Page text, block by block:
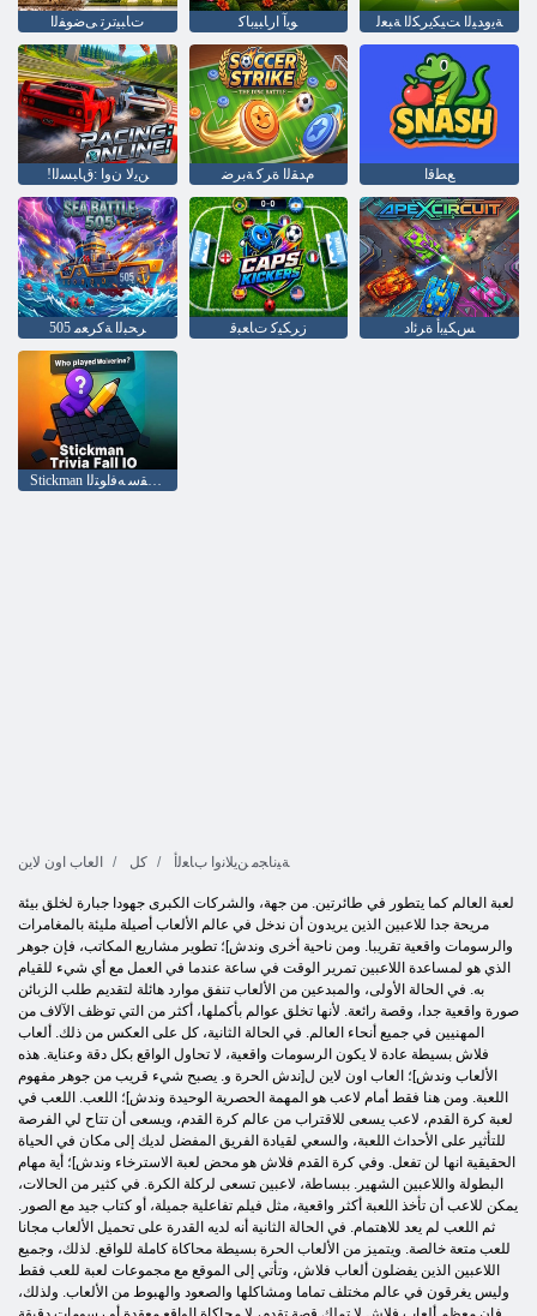
ﺕﺎﺒﻴﺗﺮﺗ ﻰﺿﻮﻔﻟﺍ ﻮﻳﺁ ﺍﺭﺎﺒﻴﺑﺎﻛ ﺔﻳﻭﺪﻴﻟﺍ ﺖﻴﻜﻳﺮﻜﻟﺍ ﺔﺒﻌﻟ
!ﻦﻳﻻ ﻥﻭﺍ :ﻕﺎﺒﺴﻟﺍ ﻡﺪﻘﻟﺍ ﺓﺮﻛ ﺔﺑﺮﺿ ﻊﻄﻗﺍ
505 ﺮﺤﺒﻟﺍ ﺔﻛﺮﻌﻣ ﺯﺮﻜﻴﻛ ﺕﺎﻌﺒﻗ ﺲﻜﻴﺑﺃ ﺓﺮﺋﺍﺩ
Stickman ﻁﻮﻘﺳ ﻪﻓﺍﻮﺘﻟﺍ IO
العاب اون لاين كل ﺔﻴﻧﺎﺠﻣ ﻦﻳﻼ ﻧﻭﺍ ﺏﺎﻌﻟﺃ
لعبة العالم كما يتطور في طائرتين. من جهة، والشركات الكبرى جهودا جبارة لخلق بيئة
مريحة جدا للاعبين الذين يريدون أن ندخل في عالم الألعاب أصيلة مليئة بالمغامرات
والرسومات واقعية تقريبا. ومن ناحية أخرى وندش]؛ تطوير مشاريع المكاتب، فإن جوهر
الذي هو لمساعدة اللاعبين تمرير الوقت في ساعة عندما في العمل مع أي شيء للقيام
به. في الحالة الأولى، والمبدعين من الألعاب تنفق موارد هائلة لتقديم طلب الزبائن
صورة واقعية جدا، وقصة رائعة. لأنها تخلق عوالم بأكملها، أكثر من التي توظف الآلاف من
المهنيين في جميع أنحاء العالم. في الحالة الثانية، كل على العكس من ذلك. ألعاب
فلاش بسيطة عادة لا يكون الرسومات واقعية، لا تحاول الواقع بكل دقة وعناية. هذه
الألعاب وندش]؛ العاب اون لاين ل[ندش الحرة و. يصبح شيء قريب من جوهر مفهوم
اللعبة. ومن هنا فقط أمام لاعب هو المهمة الحصرية الوحيدة وندش]؛ اللعب. اللعب في
لعبة كرة القدم، لاعب يسعى للاقتراب من عالم كرة القدم، ويسعى أن تتاح لي الفرصة
للتأثير على الأحداث اللعبة، والسعي لقيادة الفريق المفضل لديك إلى مكان في الحياة
الحقيقية انها لن تفعل. وفي كرة القدم فلاش هو محض لعبة الاسترخاء وندش]؛ أية مهام
البطولة واللاعبين الشهير. ببساطة، لاعبين تسعى لركلة الكرة. في كثير من الحالات،
يمكن للاعب أن تأخذ اللعبة أكثر واقعية، مثل فيلم تفاعلية جميلة، أو كتاب جيد مع الصور.
ثم اللعب لم يعد للاهتمام. في الحالة الثانية أنه لديه القدرة على تحميل الألعاب مجانا
للعب متعة خالصة. ويتميز من الألعاب الحرة بسيطة محاكاة كاملة للواقع. لذلك، وجميع
اللاعبين الذين يفضلون ألعاب فلاش، وتأتي إلى الموقع مع مجموعات لعبة للعب فقط
وليس يغرقون في عالم مختلف تماما ومشاكلها والصعود والهبوط من الألعاب. ولذلك،